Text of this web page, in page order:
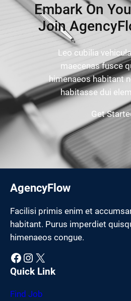
Embark On
Join
Leo cubilia
maecenas fusce
himenaeos habitant
habitasse dui
Get
AgencyFlow
Facilisi primis enim et
habitant. Purus imperdiet
himenaeos congue.
Facebook Instagram X
Quick Link
Find Job